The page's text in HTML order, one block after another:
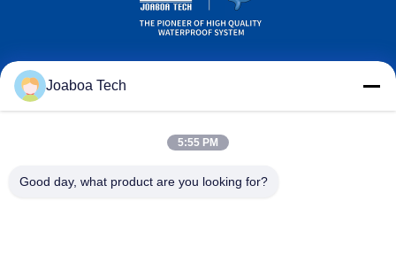
Joaboa Tech
5:55 PM
Good day, what product are you looking for?